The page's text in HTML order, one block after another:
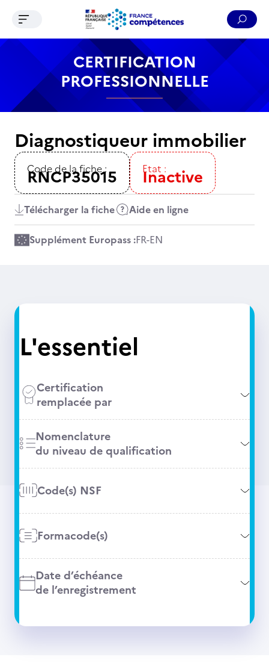
Contenu Recherche Menu Pied de page
Ouvrir le menu de navigation
CERTIFICATION
PROFESSIONNELLE
Diagnostiqueur immobilier
Code de la fiche :
RNCP35015 Etat :
Inactive
Télécharger la fiche Aide en ligne
Supplément Europass :FR-EN
L'essentiel
Certification
remplacée par
Nomenclature
du niveau de qualification
Code(s) NSF
Formacode(s)
Date d’échéance
de l’enregistrement